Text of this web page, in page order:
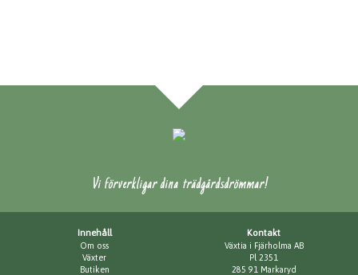
Vi förverkligar dina trädgårdsdrömmar!
Innehåll
Om oss
Växter
Butiken
Kontakt
Växtia i Fjärholma AB
Pl 2351
285 91 Markaryd